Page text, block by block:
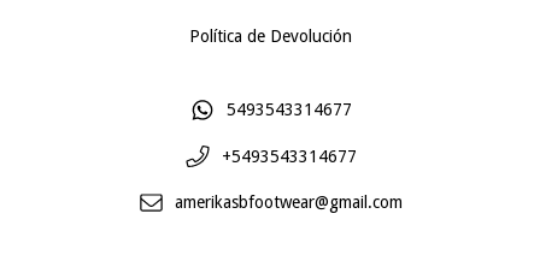
Política de Devolución
5493543314677
+5493543314677
amerikasbfootwear@gmail.com